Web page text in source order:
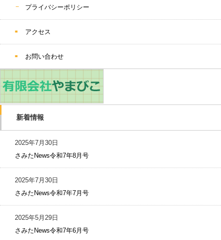
プライバシーポリシー
アクセス
お問い合わせ
新着情報
2025年7月30日
さみたNews令和7年8月号
2025年7月30日
さみたNews令和7年7月号
2025年5月29日
さみたNews令和7年6月号